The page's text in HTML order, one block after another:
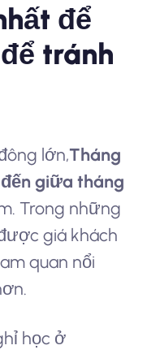
để
tránh
lớn,Tháng
đến giữa tháng
Trong những
giá khách
quan nổi
học ở